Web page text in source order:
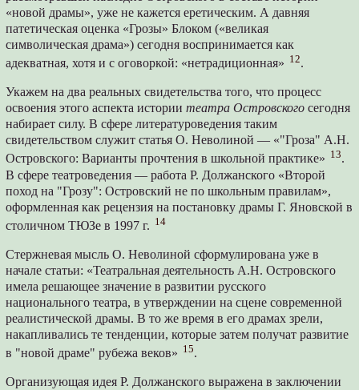
«новой драмы», уже не кажется еретическим. А давняя
патетическая оценка «Грозы» Блоком («великая
символическая драма») сегодня воспринимается как
адекватная, хотя и с оговоркой: «нетрадиционная» 12.
Укажем на два реальных свидетельства того, что процесс
освоения этого аспекта историитеатра Островского сегодня
набирает силу. В сфере литературоведения таким
свидетельством служит статья О. Неволиной — «"Гроза" А.Н.
Островского: Варианты прочтения в школьной практике» 13.
В сфере театроведения — работа Р. Должанского «Второй
поход на "Грозу": Островский не по школьным правилам»,
оформленная как рецензия на постановку драмы Г. Яновской в
столичном ТЮЗе в 1997 г. 14
Стержневая мысль О. Неволиной сформулирована уже в
начале статьи: «Театральная деятельность А.Н. Островского
имела решающее значение в развитии русского
национального театра, в утверждении на сцене современной
реалистической драмы. В то же время в его драмах зрели,
накапливались те тенденции, которые затем получат развитие
в "новой драме" рубежа веков» 15.
Организующая идея Р. Должанского выражена в заключении